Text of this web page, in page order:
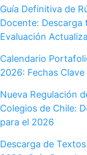
Guía Definitiva de
Docente:
Evaluación
Calendario
2026: Fechas Clave
Nueva Regulación
Colegios de Chile:
para el 2026
Descarga de